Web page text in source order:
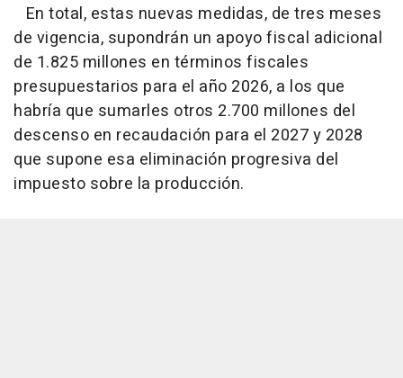
En total, estas nuevas medidas, de tres meses
de vigencia, supondrán un apoyo fiscal adicional
de 1.825 millones en términos fiscales
presupuestarios para el año 2026, a los que
habría que sumarles otros 2.700 millones del
descenso en recaudación para el 2027 y 2028
que supone esa eliminación progresiva del
impuesto sobre la producción.